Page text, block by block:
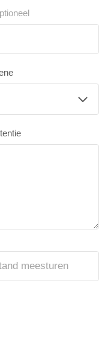
meesturen